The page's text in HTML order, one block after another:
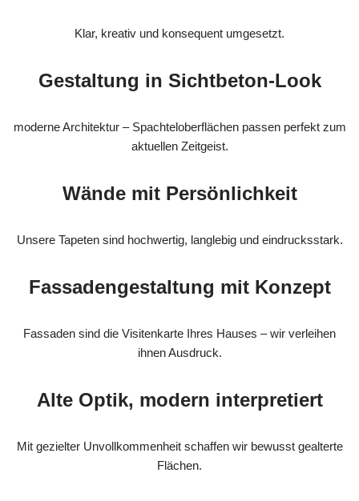
Klar, kreativ und konsequent umgesetzt.
Gestaltung in Sichtbeton-Look
moderne Architektur – Spachteloberflächen passen perfekt zum
aktuellen Zeitgeist.
Wände mit Persönlichkeit
Unsere Tapeten sind hochwertig, langlebig und eindrucksstark.
Fassadengestaltung mit Konzept
Fassaden sind die Visitenkarte Ihres Hauses – wir verleihen
ihnen Ausdruck.
Alte Optik, modern interpretiert
Mit gezielter Unvollkommenheit schaffen wir bewusst gealterte
Flächen.